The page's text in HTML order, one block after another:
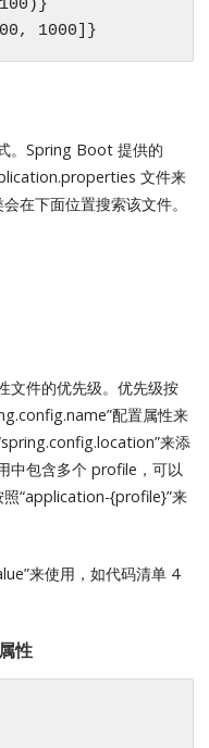
1000]}
。Spring Boot 提供的
文件来
在下面位置搜索该文件。
文件的优先级。优先级按
配置属性来
来添
中包含多个 profile，可以
“application-{profile}”来
来使用，如代码清单 4
性